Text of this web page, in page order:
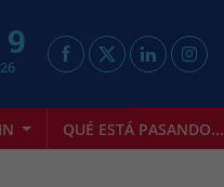
QUÉ ESTÁ PASANDO...